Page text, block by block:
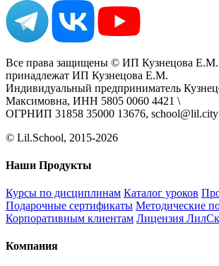
Все права защищены © ИП Кузнецова Е.М.
принадлежат ИП Кузнецова Е.М.
Индивидуальный предприниматель
Максимовна, ИНН 5805 0060 4421 \
ОГРНИП 31858 35000 13676, school@lil.city
© Lil.School, 2015‐2026
Наши Продукты
Курсы по дисциплинам Каталог уроков
Подарочные сертификаты Методические
Корпоративным клиентам Лицензия
Компания